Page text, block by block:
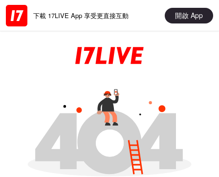
下載 17LIVE App 享受更直接互動 開啟 App